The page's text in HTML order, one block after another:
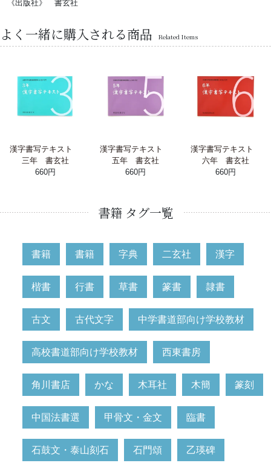
《出版社》 書玄社
よく一緒に購入される商品 Related Items
漢字書写テキスト
三年 書玄社
660円
漢字書写テキスト
五年 書玄社
660円
漢字書写テキスト
六年 書玄社
660円
書籍 タグ一覧
書籍 書籍 字典 二玄社 漢字
楷書 行書 草書 篆書 隷書
古文 古代文字 中学書道部向け学校教材
高校書道部向け学校教材 西東書房
角川書店 かな 木耳社 木簡 篆刻
中国法書選 甲骨文・金文 臨書
石鼓文・泰山刻石 石門頌 乙瑛碑